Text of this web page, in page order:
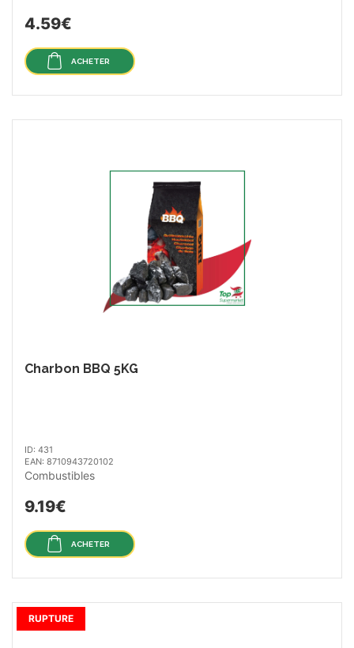
4.59€
ACHETER
Charbon BBQ 5KG
ID: 431
EAN: 8710943720102
Combustibles
9.19€
ACHETER
RUPTURE